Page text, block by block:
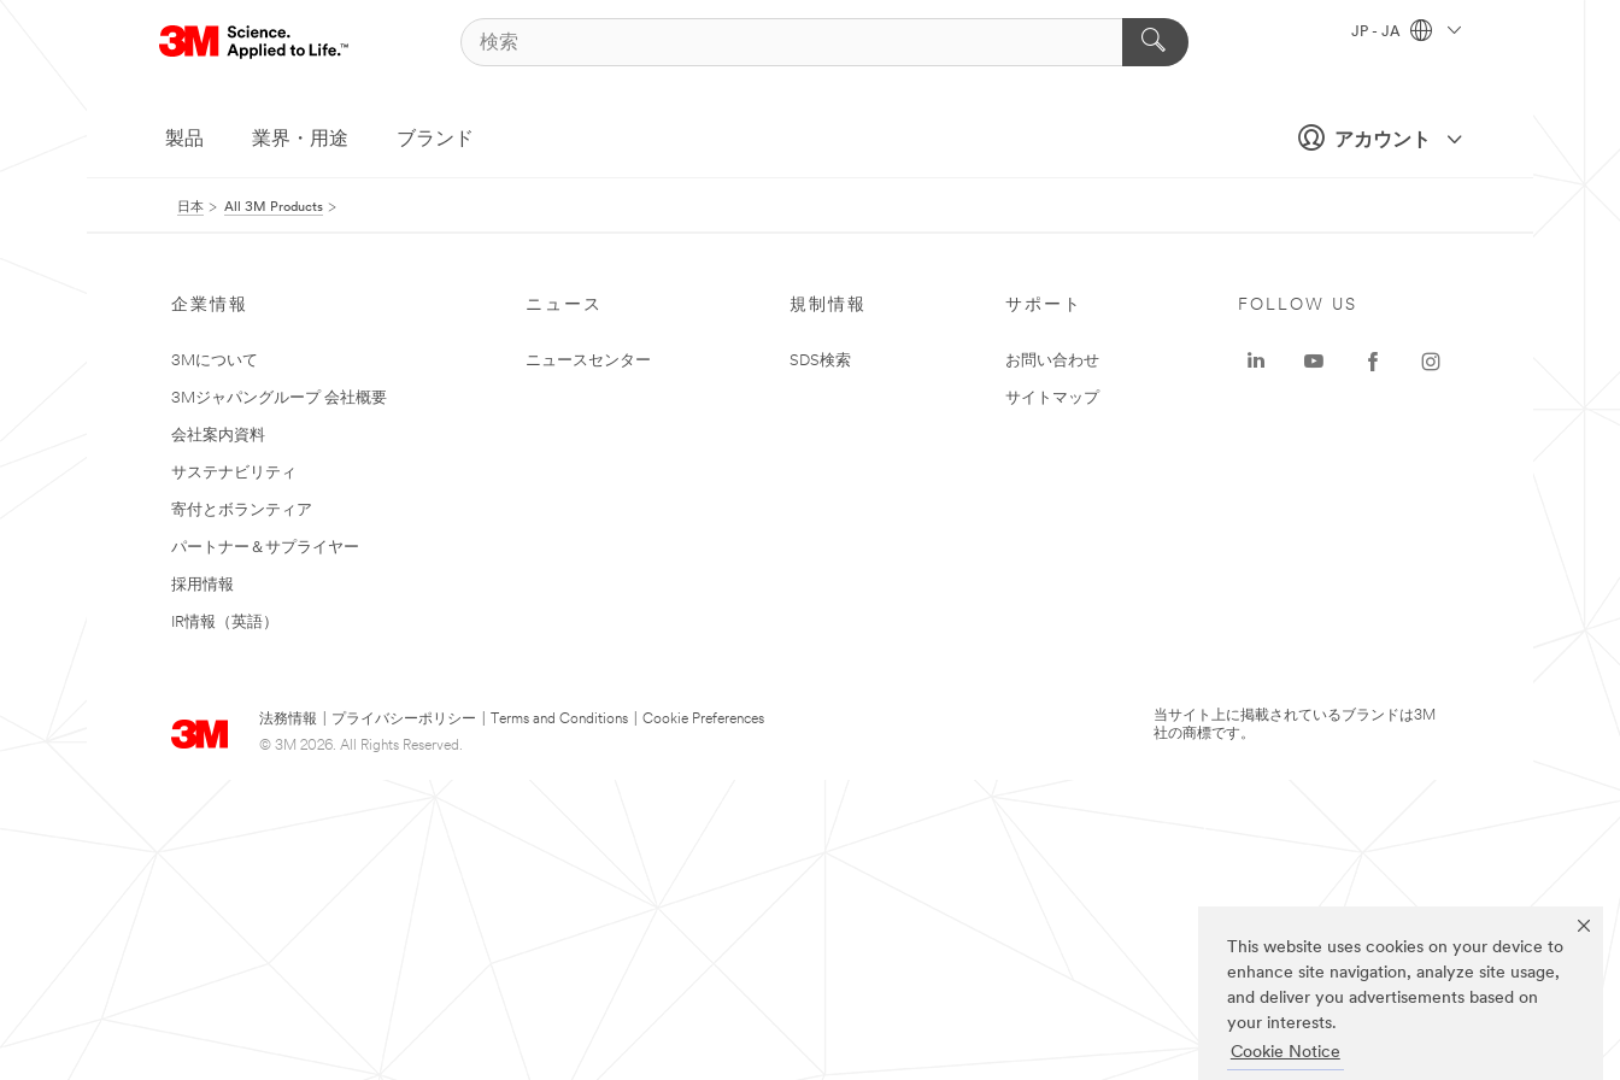
This website uses cookies on your device to
enhance site navigation, analyze site usage,
and deliver you advertisements based on
your interests.
Cookie Notice
アカウント
JP - JA
製品 業界・用途 ブランド
日本 All 3M Products
企業情報
3Mについて
3Mジャパングループ 会社概要
会社案内資料
サステナビリティ
寄付とボランティア
パートナー＆サプライヤー
採用情報
IR情報（英語）
ニュース
ニュースセンター
規制情報
SDS検索
サポート
お問い合わせ
サイトマップ
法務情報 プライバシーポリシー Terms and Conditions
Cookie Preferences
© 3M 2026. All Rights Reserved.
FOLLOW US
当サイト上に掲載されているブランドは3M
社の商標です。